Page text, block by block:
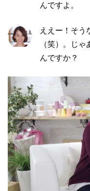
んですよ。
ええー！そう
（笑）。じ
んですか？